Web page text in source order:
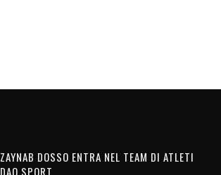
ZAYNAB DOSSO ENTRA NEL TEAM DI ATLETI
DAO SPORT